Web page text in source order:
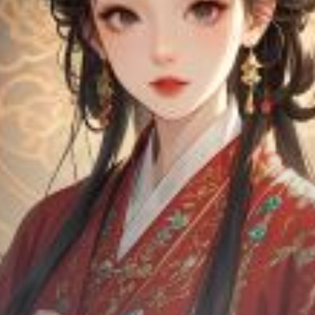
Chữa Lành
Sủng
Trả Thù
Gia Đình
Trọng Sinh
Hào Môn Thế Gia
Sảng Văn
Ngược
Xuyên Không
Tiểu Thuyết
Đoản Văn